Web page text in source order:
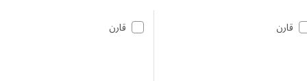
النتائجقارن قارن